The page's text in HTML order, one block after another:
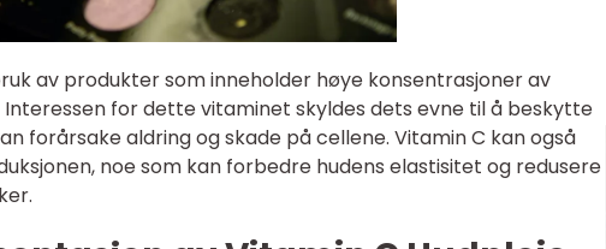
av produkter som inneholder høye konsentrasjoner av
for dette vitaminet skyldes dets evne til å beskytte
forårsake aldring og skade på cellene. Vitamin C kan også
noe som kan forbedre hudens elastisitet og redusere